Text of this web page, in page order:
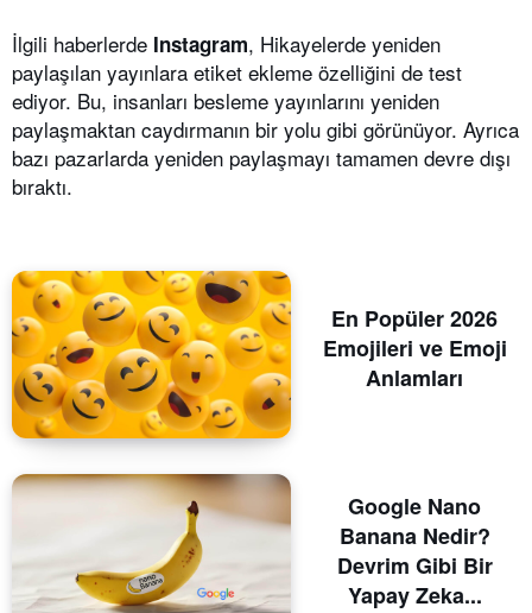
İlgili haberlerde Instagram, Hikayelerde yeniden
paylaşılan yayınlara etiket ekleme özelliğini de test
ediyor. Bu, insanları besleme yayınlarını yeniden
paylaşmaktan caydırmanın bir yolu gibi görünüyor. Ayrıca
bazı pazarlarda yeniden paylaşmayı tamamen devre dışı
bıraktı.
En Popüler 2026
Emojileri ve Emoji
Anlamları
Google Nano
Banana Nedir?
Devrim Gibi Bir
Yapay Zeka...